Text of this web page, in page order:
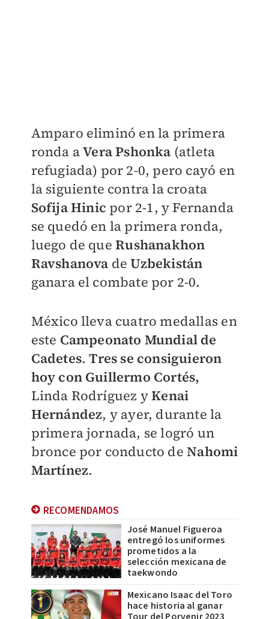
Amparo eliminó en la primera
ronda aVera Pshonka (atleta
refugiada) por 2-0, pero cayó en
la siguiente contra la croata
Sofija Hinic por 2-1, y Fernanda
se quedó en la primera ronda,
luego de queRushanakhon
Ravshanova deUzbekistán
ganara el combate por 2-0.
México lleva cuatro medallas en
este Campeonato Mundial de
Cadetes.Tres se consiguieron
hoy con Guillermo Cortés,
Linda Rodríguez yKenai
Hernández, y ayer, durante la
primera jornada, se logró un
bronce por conducto deNahomi
Martínez.
RECOMENDAMOS
José Manuel Figueroa
entregó los uniformes
prometidos a la
selección mexicana de
taekwondo
Mexicano Isaac del Toro
hace historia al ganar